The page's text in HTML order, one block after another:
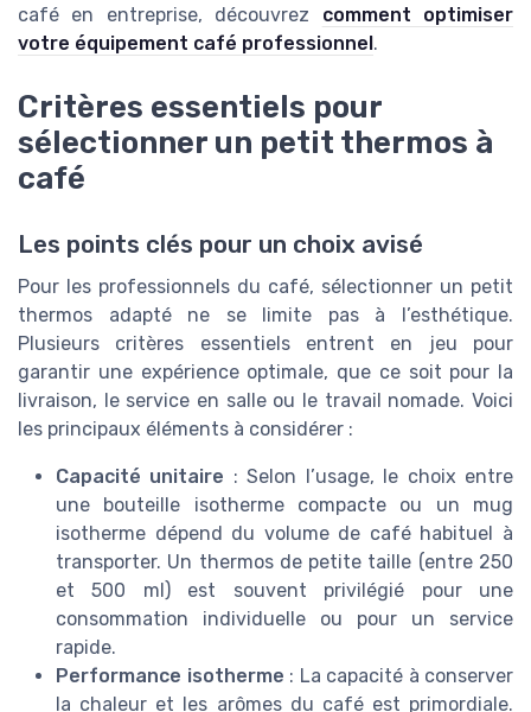
café en entreprise, découvrez comment optimiser
votre équipement café professionnel.
Critères essentiels pour
sélectionner un petit thermos à
café
Les points clés pour un choix avisé
Pour les professionnels du café, sélectionner un petit
thermos adapté ne se limite pas à l’esthétique.
Plusieurs critères essentiels entrent en jeu pour
garantir une expérience optimale, que ce soit pour la
livraison, le service en salle ou le travail nomade. Voici
les principaux éléments à considérer :
Capacité unitaire : Selon l’usage, le choix entre
une bouteille isotherme compacte ou un mug
isotherme dépend du volume de café habituel à
transporter. Un thermos de petite taille (entre 250
et 500 ml) est souvent privilégié pour une
consommation individuelle ou pour un service
rapide.
Performance isotherme : La capacité à conserver
la chaleur et les arômes du café est primordiale.